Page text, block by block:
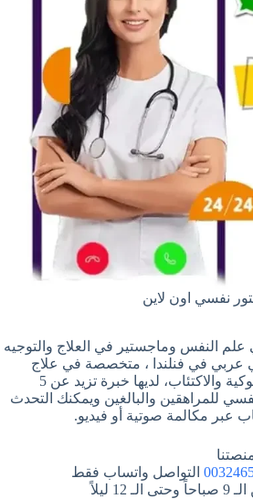
نفسي اون لاين
النفس وماجستير في العلاج والتوجيه
عربي في فنلندا ، متخصصة في علاج
الاضطرابات النفسية والسلوكية والاكتئاب، لديها خبرة تزيد عن 5
للمراهقين والبالغين ويمكنك التحدث
عبر مكالمة صوتية أو فيديو.
التواصل واتساب فقط
الـ 12 ليلاً